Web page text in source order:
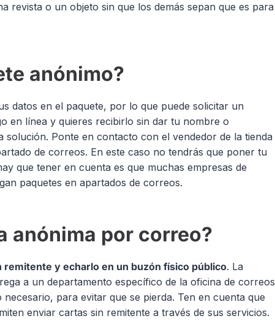
revista o un objeto sin que los demás sepan que es para
anónimo?
datos en el paquete, por lo que puede solicitar un
en línea y quieres recibirlo sin dar tu nombre o
solución. Ponte en contacto con el vendedor de la tienda
de correos. En este caso no tendrás que poner tu
que tener en cuenta es que muchas empresas de
paquetes en apartados de correos.
anónima por correo?
remitente y echarlo en un buzón físico público. La
a un departamento específico de la oficina de correos
para evitar que se pierda. Ten en cuenta que
enviar cartas sin remitente a través de sus servicios.